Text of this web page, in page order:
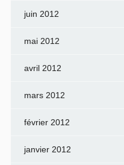
juin 2012
mai 2012
avril 2012
mars 2012
février 2012
janvier 2012